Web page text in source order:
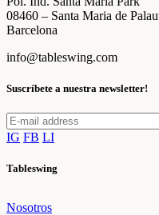
08460 – Santa Maria de
Barcelona
info@tableswing.com
Suscríbete a nuestra newsletter!
IG FB LI
Tableswing
Nosotros